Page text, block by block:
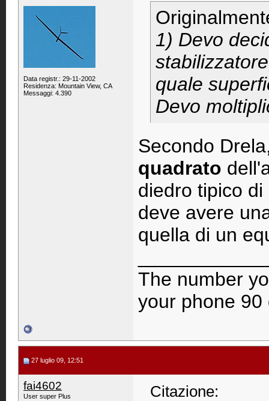
Data registr.: 29-11-2002
Residenza: Mountain View, CA
Messaggi: 4.390
1) Devo
quale
Devo
Secondo
quadrato
diedro tipico
deve avere
quella di un
The number
your phone
27 luglio 09, 12:51
fai4602
User super Plus Citazione: